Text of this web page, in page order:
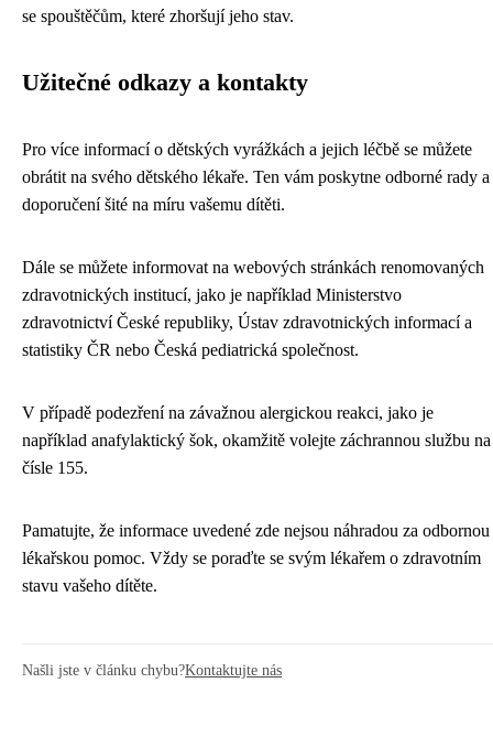
se spouštěčům, které zhoršují jeho stav.
Užitečné odkazy a kontakty
Pro více informací o dětských vyrážkách a jejich léčbě se můžete
obrátit na svého dětského lékaře. Ten vám poskytne odborné rady a
doporučení šité na míru vašemu dítěti.
Dále se můžete informovat na webových stránkách renomovaných
zdravotnických institucí, jako je například Ministerstvo
zdravotnictví České republiky, Ústav zdravotnických informací a
statistiky ČR nebo Česká pediatrická společnost.
V případě podezření na závažnou alergickou reakci, jako je
například anafylaktický šok, okamžitě volejte záchrannou službu na
čísle 155.
Pamatujte, že informace uvedené zde nejsou náhradou za odbornou
lékařskou pomoc. Vždy se poraďte se svým lékařem o zdravotním
stavu vašeho dítěte.
Našli jste v článku chybu?Kontaktujte nás